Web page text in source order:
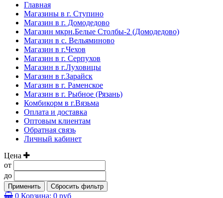
Главная
Магазины в г. Ступино
Магазин в г. Домодедово
Магазин мкрн.Белые Столбы-2 (Домодедово)
Магазин в с. Вельяминово
Магазин в г.Чехов
Магазин в г. Серпухов
Магазин в г.Луховицы
Магазин в г.Зарайск
Магазин в г. Раменское
Магазин в г. Рыбное (Рязань)
Комбикорм в г.Вязьма
Оплата и доставка
Оптовым клиентам
Обратная связь
Личный кабинет
Цена
от
до
Применить Сбросить фильтр
0 Корзина: 0 руб